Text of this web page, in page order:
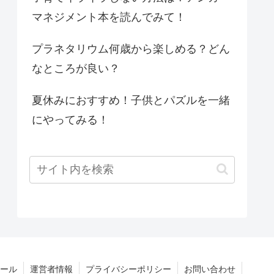
マネジメント本を読んでみて！
プラネタリウム何歳から楽しめる？どん
なところが良い？
夏休みにおすすめ！子供とパズルを一緒
にやってみる！
ル 運営者情報 プライバシーポリシー お問い合わせ